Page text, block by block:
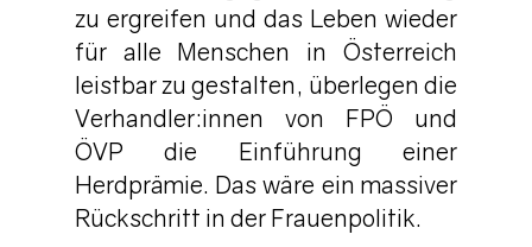
zu ergreifen und das Leben wieder
für alle Menschen in Österreich
leistbar zu gestalten, überlegen die
Verhandler:innen von FPÖ und
ÖVP die Einführung einer
Herdprämie. Das wäre ein massiver
Rückschritt in der Frauenpolitik.